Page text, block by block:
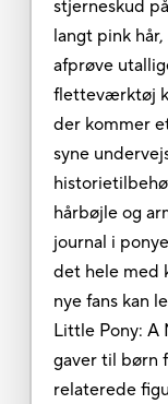
stjerneskud
langt pink
afprøve
fletteværktøj
der kommer
syne
hårbøjle og
journal i
det hele med
nye fans kan
Little Pony: A
gaver til børn
relaterede